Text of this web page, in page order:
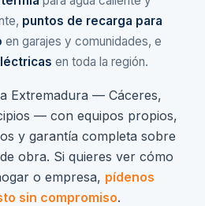
puntos de recarga para
en garajes y comunidades, e
en toda la región.
Extremadura — Cáceres,
— con equipos propios,
y garantía completa sobre
obra. Si quieres ver cómo
o empresa, pídenos
sin compromiso.